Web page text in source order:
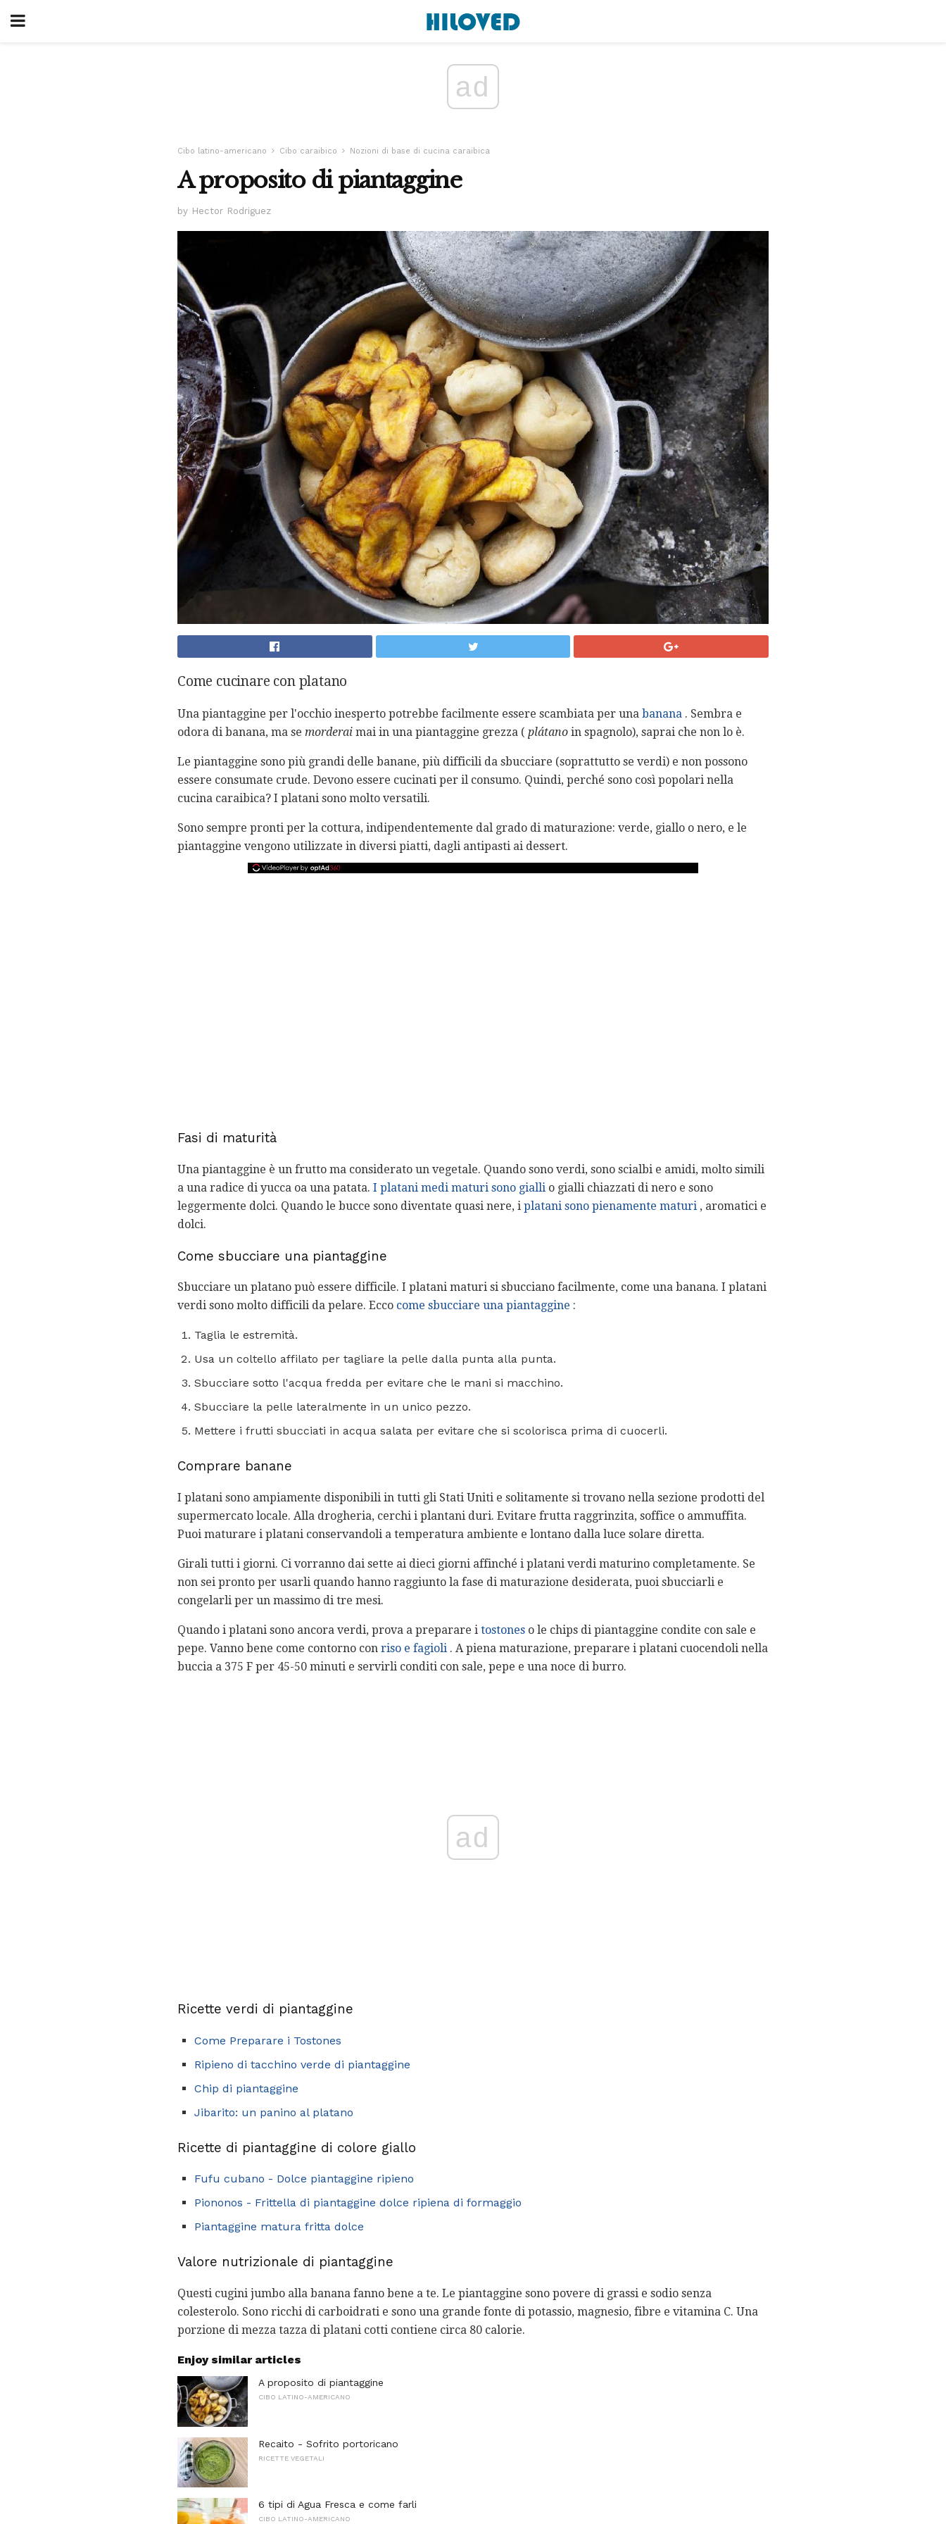
ad
Cibo latino-americano Cibo caraibico Nozioni di base di cucina caraibica
A proposito di piantaggine
by Hector Rodriguez
Come cucinare con platano
Una piantaggine per l'occhio inesperto potrebbe facilmente essere scambiata per una banana . Sembra e
odora di banana, ma se morderai mai in una piantaggine grezza ( plátano in spagnolo), saprai che non lo è.
Le piantaggine sono più grandi delle banane, più difficili da sbucciare (soprattutto se verdi) e non possono
essere consumate crude. Devono essere cucinati per il consumo. Quindi, perché sono così popolari nella
cucina caraibica? I platani sono molto versatili.
Sono sempre pronti per la cottura, indipendentemente dal grado di maturazione: verde, giallo o nero, e le
piantaggine vengono utilizzate in diversi piatti, dagli antipasti ai dessert.
Fasi di maturità
Una piantaggine è un frutto ma considerato un vegetale. Quando sono verdi, sono scialbi e amidi, molto simili
a una radice di yucca oa una patata. I platani medi maturi sono gialli o gialli chiazzati di nero e sono
leggermente dolci. Quando le bucce sono diventate quasi nere, i platani sono pienamente maturi , aromatici e
dolci.
Come sbucciare una piantaggine
Sbucciare un platano può essere difficile. I platani maturi si sbucciano facilmente, come una banana. I platani
verdi sono molto difficili da pelare. Ecco come sbucciare una piantaggine :
Taglia le estremità.
Usa un coltello affilato per tagliare la pelle dalla punta alla punta.
Sbucciare sotto l'acqua fredda per evitare che le mani si macchino.
Sbucciare la pelle lateralmente in un unico pezzo.
Mettere i frutti sbucciati in acqua salata per evitare che si scolorisca prima di cuocerli.
Comprare banane
I platani sono ampiamente disponibili in tutti gli Stati Uniti e solitamente si trovano nella sezione prodotti del
supermercato locale. Alla drogheria, cerchi i plantani duri. Evitare frutta raggrinzita, soffice o ammuffita.
Puoi maturare i platani conservandoli a temperatura ambiente e lontano dalla luce solare diretta.
Girali tutti i giorni. Ci vorranno dai sette ai dieci giorni affinché i platani verdi maturino completamente. Se
non sei pronto per usarli quando hanno raggiunto la fase di maturazione desiderata, puoi sbucciarli e
congelarli per un massimo di tre mesi.
Quando i platani sono ancora verdi, prova a preparare i tostones o le chips di piantaggine condite con sale e
pepe. Vanno bene come contorno con riso e fagioli . A piena maturazione, preparare i platani cuocendoli nella
buccia a 375 F per 45-50 minuti e servirli conditi con sale, pepe e una noce di burro.
ad
Ricette verdi di piantaggine
Come Preparare i Tostones
Ripieno di tacchino verde di piantaggine
Chip di piantaggine
Jibarito: un panino al platano
Ricette di piantaggine di colore giallo
Fufu cubano - Dolce piantaggine ripieno
Piononos - Frittella di piantaggine dolce ripiena di formaggio
Piantaggine matura fritta dolce
Valore nutrizionale di piantaggine
Questi cugini jumbo alla banana fanno bene a te. Le piantaggine sono povere di grassi e sodio senza
colesterolo. Sono ricchi di carboidrati e sono una grande fonte di potassio, magnesio, fibre e vitamina C. Una
porzione di mezza tazza di platani cotti contiene circa 80 calorie.
Enjoy similar articles
A proposito di piantaggine
CIBO LATINO-AMERICANO
Recaito - Sofrito portoricano
RICETTE VEGETALI
6 tipi di Agua Fresca e come farli
CIBO LATINO-AMERICANO